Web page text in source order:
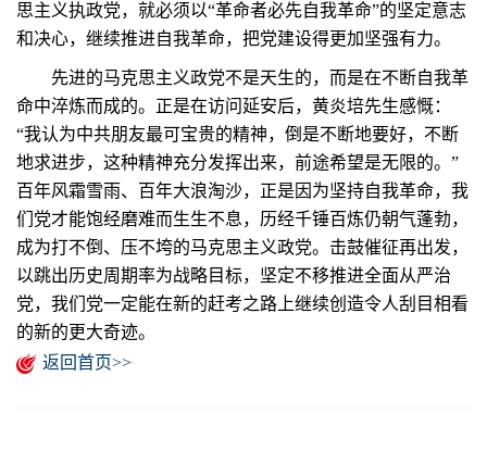
思主义执政党，就必须以“革命者必先自我革命”的坚定意志
和决心，继续推进自我革命，把党建设得更加坚强有力。
先进的马克思主义政党不是天生的，而是在不断自我革
命中淬炼而成的。正是在访问延安后，黄炎培先生感慨：
“我认为中共朋友最可宝贵的精神，倒是不断地要好，不断
地求进步，这种精神充分发挥出来，前途希望是无限的。”
百年风霜雪雨、百年大浪淘沙，正是因为坚持自我革命，我
们党才能饱经磨难而生生不息，历经千锤百炼仍朝气蓬勃，
成为打不倒、压不垮的马克思主义政党。击鼓催征再出发，
以跳出历史周期率为战略目标，坚定不移推进全面从严治
党，我们党一定能在新的赶考之路上继续创造令人刮目相看
的新的更大奇迹。
返回首页>>